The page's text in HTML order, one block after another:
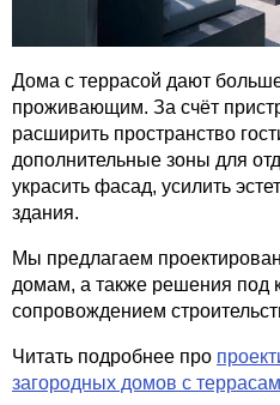
Дома с террасой дают
проживающим. За счёт
расширить пространство
дополнительные зоны для
украсить фасад, усилить
здания.
Мы предлагаем
домам, а также решения под
сопровождением
Читать подробнее про
загородных домов с